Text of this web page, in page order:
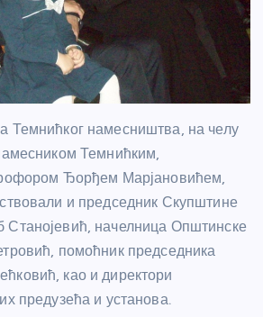
Темнићког намесништва, на челу
Темнићким,
Ђорђем Марјановићем,
и председник Скупштине
начелница Општинске
помоћник председника
као и директори
предузећа и установа.